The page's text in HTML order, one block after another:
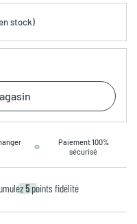
stock)
Paiement 100%
sécurisé
5 points fidélité